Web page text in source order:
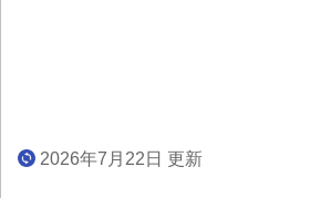
2026年7月22日 更新